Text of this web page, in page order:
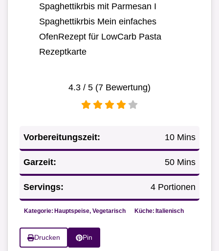
Spaghettikrbis mit Parmesan I
Spaghettikrbis Mein einfaches
OfenRezept für LowCarb Pasta
Rezeptkarte
4.3 / 5 (7 Bewertung)
Vorbereitungszeit: 10 Mins
Garzeit: 50 Mins
Servings: 4 Portionen
Kategorie: Hauptspeise, Vegetarisch Küche: Italienisch
Drucken Pin